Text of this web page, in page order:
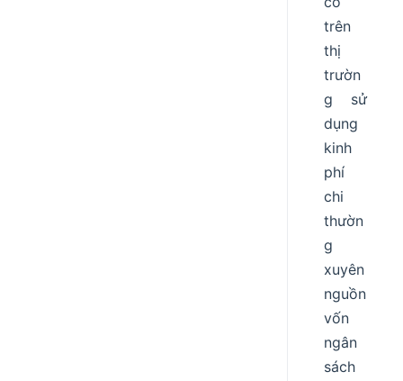
trên
thị
trườn
g sử
dụng
kinh
phí
chi
thườn
g
xuyên
nguồn
vốn
ngân
sách